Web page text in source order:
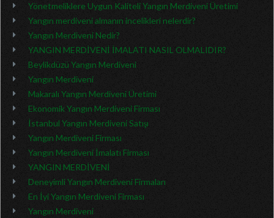
Yönetmeliklere Uygun Kaliteli Yangın Merdiveni Üretimi
Yangın merdiveni almanın incelikleri nelerdir?
Yangın Merdiveni Nedir?
YANGIN MERDİVENİ İMALATI NASIL OLMALIDIR?
Beylikdüzü Yangın Merdiveni
Yangın Merdiveni
Makaralı Yangın Merdiveni Üretimi
Ekonomik Yangın Merdiveni Firması
İstanbul Yangın Merdiveni Satışı
Yangın Merdiveni Firması
Yangın Merdiveni İmalatı Firması
YANGIN MERDİVENİ
Deneyimli Yangın Merdiveni Firmaları
En İyi Yangın Merdiveni Firması
Yangın Merdiveni